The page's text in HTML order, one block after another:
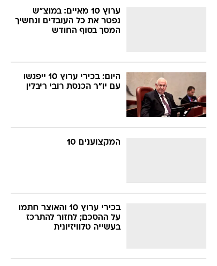
ערוץ 10 מאיים: במוצ"ש
נפטר את כל העובדים ונחשיך
המסך בסוף החודש
היום: בכירי ערוץ 10 ייפגשו
עם יו"ר הכנסת רובי ריבלין
המקצוענים 10
בכירי ערוץ 10 והאוצר חתמו
על ההסכם; לחזור להתרכז
בעשייה טלוויזיונית